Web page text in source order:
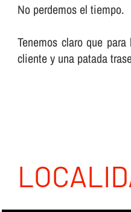
No perdemos el tiempo.
Tenemos claro que
cliente y una patada